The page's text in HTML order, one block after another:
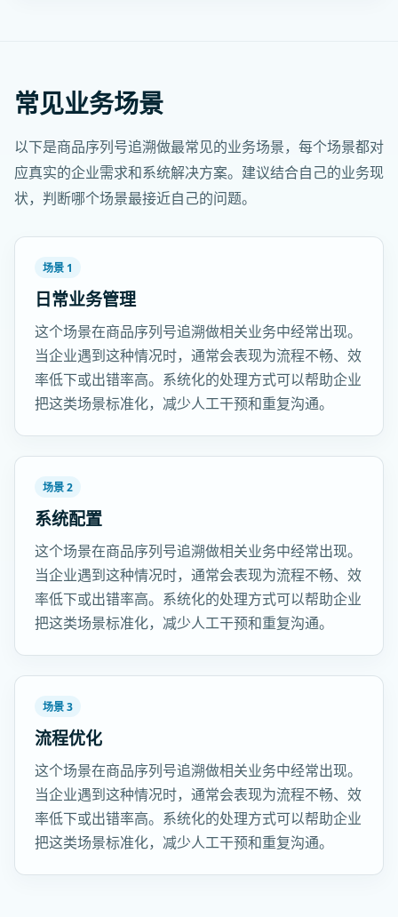
常见业务场景
以下是商品序列号追溯做最常见的业务场景，每个场景都对
应真实的企业需求和系统解决方案。建议结合自己的业务现
状，判断哪个场景最接近自己的问题。
场景 1
日常业务管理
这个场景在商品序列号追溯做相关业务中经常出现。
当企业遇到这种情况时，通常会表现为流程不畅、效
率低下或出错率高。系统化的处理方式可以帮助企业
把这类场景标准化，减少人工干预和重复沟通。
场景 2
系统配置
这个场景在商品序列号追溯做相关业务中经常出现。
当企业遇到这种情况时，通常会表现为流程不畅、效
率低下或出错率高。系统化的处理方式可以帮助企业
把这类场景标准化，减少人工干预和重复沟通。
场景 3
流程优化
这个场景在商品序列号追溯做相关业务中经常出现。
当企业遇到这种情况时，通常会表现为流程不畅、效
率低下或出错率高。系统化的处理方式可以帮助企业
把这类场景标准化，减少人工干预和重复沟通。